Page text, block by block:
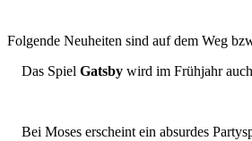
Folgende Neuheiten sind auf dem Weg
Das Spiel Gatsby wird im Frühjahr
Bei Moses erscheint ein absurdes